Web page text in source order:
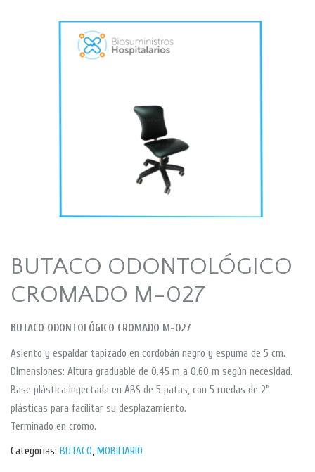
BUTACO ODONTOLÓGICO
CROMADO M-027
BUTACO ODONTOLÓGICO CROMADO M-027
Asiento y espaldar tapizado en cordobán negro y espuma de 5 cm.
Dimensiones: Altura graduable de 0.45 m a 0.60 m según necesidad.
Base plástica inyectada en ABS de 5 patas, con 5 ruedas de 2”
plásticas para facilitar su desplazamiento.
Terminado en cromo.
Categorías: BUTACO, MOBILIARIO